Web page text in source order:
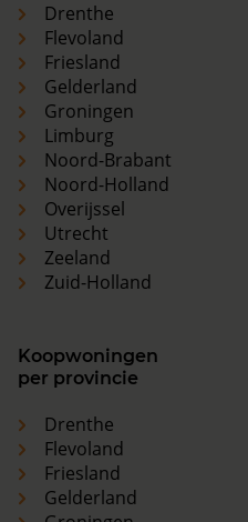
Drenthe
Flevoland
Friesland
Gelderland
Groningen
Limburg
Noord-Brabant
Noord-Holland
Overijssel
Utrecht
Zeeland
Zuid-Holland
Koopwoningen
per provincie
Drenthe
Flevoland
Friesland
Gelderland